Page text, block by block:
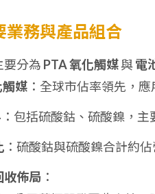
業務與產品組合
要分為 PTA 氧化觸媒與電
觸媒 ：全球市佔率領先，
：包括硫酸鈷、硫酸鎳，
：硫酸鈷與硫酸鎳合計約
收佈局 ：